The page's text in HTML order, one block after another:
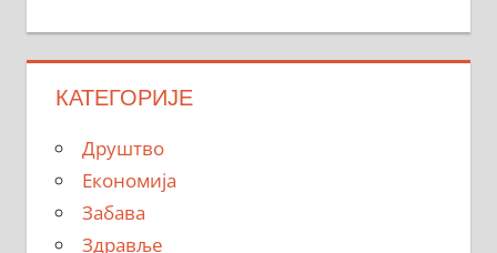
КАТЕГОРИЈЕ
Друштво
Економија
Забава
Здравље